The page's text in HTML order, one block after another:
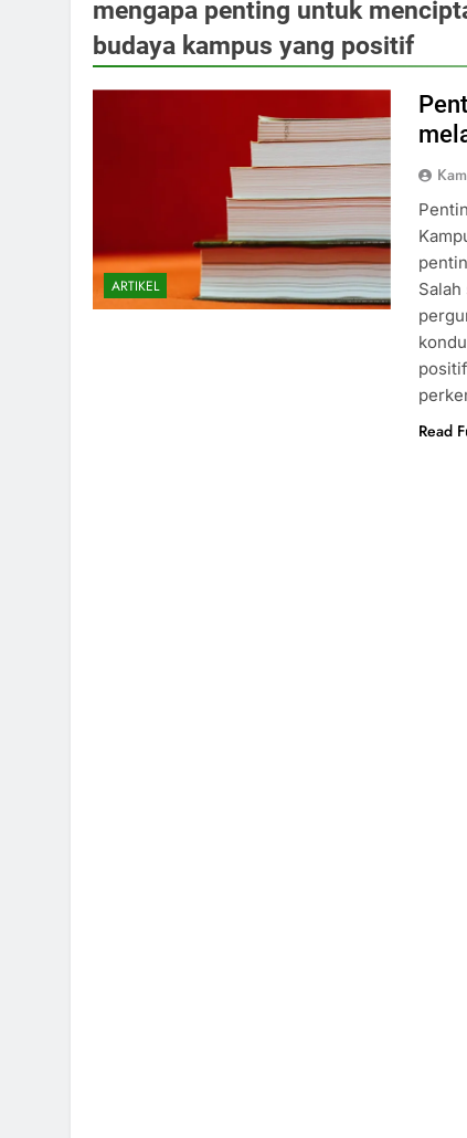
mengapa penting untuk
budaya kampus yang positif
ARTIKEL
Read